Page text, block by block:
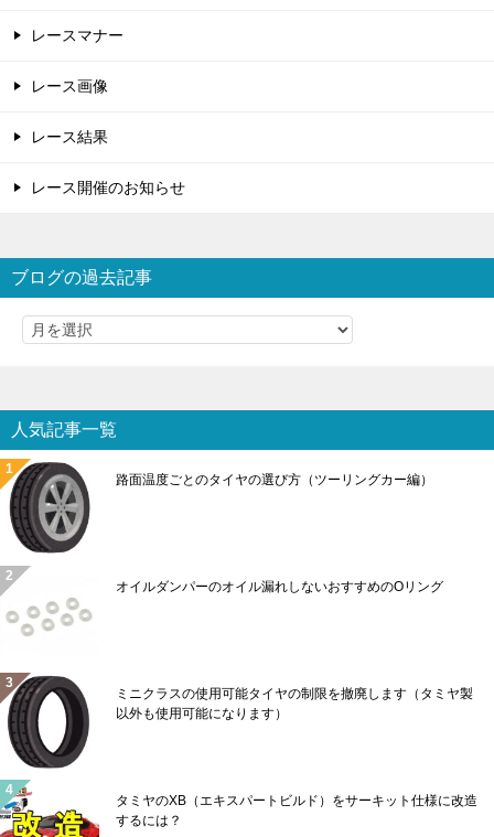
レースマナー
レース画像
レース結果
レース開催のお知らせ
ブログの過去記事
人気記事一覧
路面温度ごとのタイヤの選び方（ツーリングカー編）
オイルダンパーのオイル漏れしないおすすめのOリング
ミニクラスの使用可能タイヤの制限を撤廃します（タミヤ製
以外も使用可能になります）
タミヤのXB（エキスパートビルド）をサーキット仕様に改造
するには？